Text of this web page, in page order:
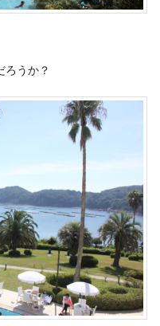
ろうか？